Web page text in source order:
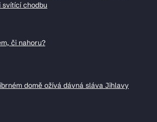
svítící chodbu
či nahoru?
domě ožívá dávná sláva Jihlavy